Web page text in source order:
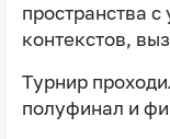
пространства
контекстов,
Турнир
полуфинал и